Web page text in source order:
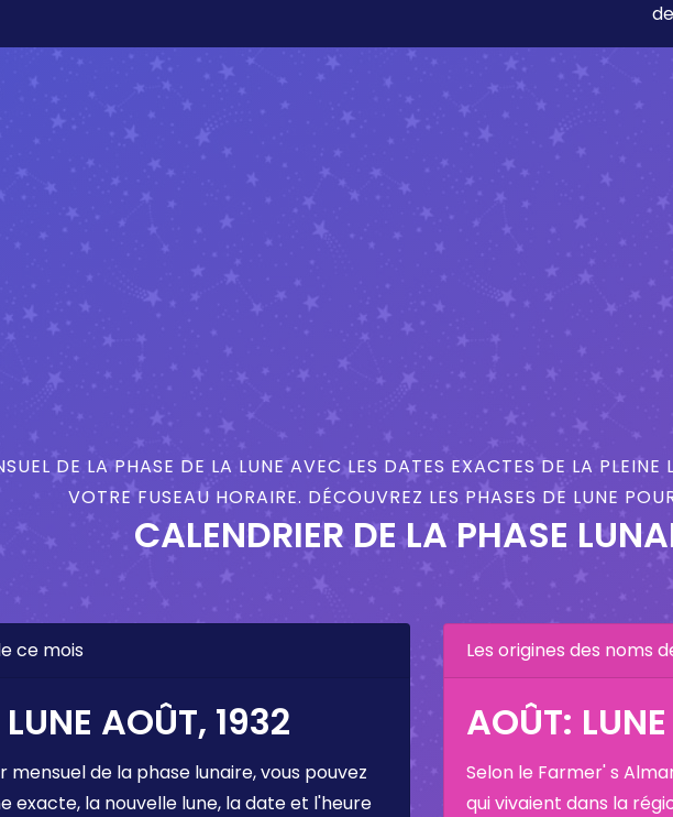
DE LA PHASE DE LA LUNE AVEC LES DATES EXACTES DE LA
VOTRE FUSEAU HORAIRE. DÉCOUVREZ LES PHASES DE LUNE
CALENDRIER DE LA PHASE
ce mois
AOÛT, 1932
de la phase lunaire, vous pouvez
exacte, la nouvelle lune, la date et l'heure
Les origines des noms
AOÛT:
Selon le Farmer' s
qui vivaient dans la